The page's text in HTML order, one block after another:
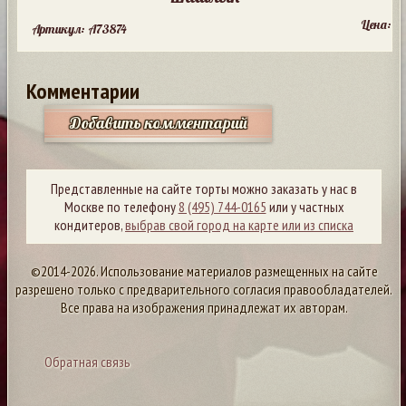
Артикул: A73874 Цена:
Комментарии
Добавить комментарий
Представленные на сайте торты можно заказать у нас в
Москве по телефону8 (495) 744-0165 или у частных
кондитеров,выбрав свой город на карте или из списка
©2014-2026. Использование материалов размещенных на сайте
разрешено только с предварительного согласия правообладателей.
Все права на изображения принадлежат их авторам.
Обратная связь